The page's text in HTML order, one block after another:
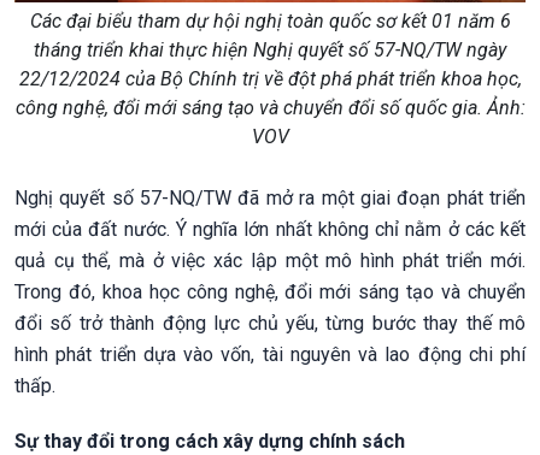
Các đại biểu tham dự hội nghị toàn quốc sơ kết 01 năm 6
tháng triển khai thực hiện Nghị quyết số 57-NQ/TW ngày
22/12/2024 của Bộ Chính trị về đột phá phát triển khoa học,
công nghệ, đổi mới sáng tạo và chuyển đổi số quốc gia. Ảnh:
VOV
Nghị quyết số 57-NQ/TW đã mở ra một giai đoạn phát triển
mới của đất nước. Ý nghĩa lớn nhất không chỉ nằm ở các kết
quả cụ thể, mà ở việc xác lập một mô hình phát triển mới.
Trong đó, khoa học công nghệ, đổi mới sáng tạo và chuyển
đổi số trở thành động lực chủ yếu, từng bước thay thế mô
hình phát triển dựa vào vốn, tài nguyên và lao động chi phí
thấp.
Sự thay đổi trong cách xây dựng chính sách